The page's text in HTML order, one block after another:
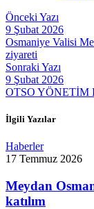
Önceki Yazı
9 Şubat 2026
Osmaniye Valisi
ziyareti
Sonraki Yazı
9 Şubat 2026
OTSO
İlgili Yazılar
Haberler
17 Temmuz 2026
Meydan
katılım